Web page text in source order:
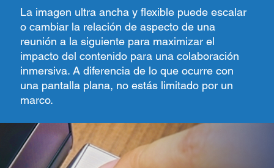
La imagen ultra ancha y flexible puede escalar
o cambiar la relación de aspecto de una
reunión a la siguiente para maximizar el
impacto del contenido para una colaboración
inmersiva. A diferencia de lo que ocurre con
una pantalla plana, no estás limitado por un
marco.